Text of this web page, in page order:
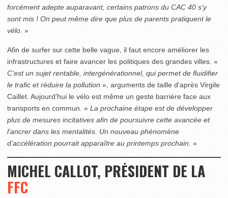
forcément adepte auparavant, certains patrons du CAC 40 s’y
sont mis ! On peut même dire que plus de parents pratiquent le
vélo. »
Afin de surfer sur cette belle vague, il faut encore améliorer les
infrastructures et faire avancer les politiques des grandes villes. «
C’est un sujet rentable, intergénérationnel, qui permet de fluidifier
le trafic et réduire la pollution », arguments de taille d’après Virgile
Caillet. Aujourd’hui le vélo est même un geste barrière face aux
transports en commun. « La prochaine étape est de développer
plus de mesures incitatives afin de poursuivre cette avancée et
l’ancrer dans les mentalités. Un nouveau phénomène
d’accélération pourrait apparaître au printemps prochain. »
MICHEL CALLOT, PRÉSIDENT DE LA
FFC